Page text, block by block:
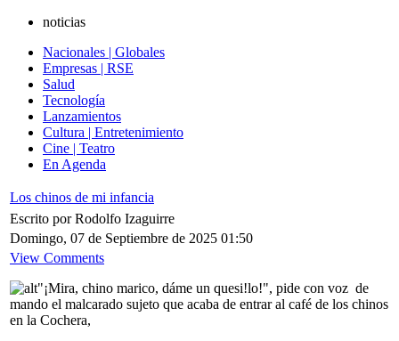
noticias
Nacionales | Globales
Empresas | RSE
Salud
Tecnología
Lanzamientos
Cultura | Entretenimiento
Cine | Teatro
En Agenda
Los chinos de mi infancia
Escrito por Rodolfo Izaguirre
Domingo, 07 de Septiembre de 2025 01:50
View Comments
"¡Mira, chino marico, dáme un quesi!lo!", pide con voz de
mando el malcarado sujeto que acaba de entrar al café de los chinos
en la Cochera,